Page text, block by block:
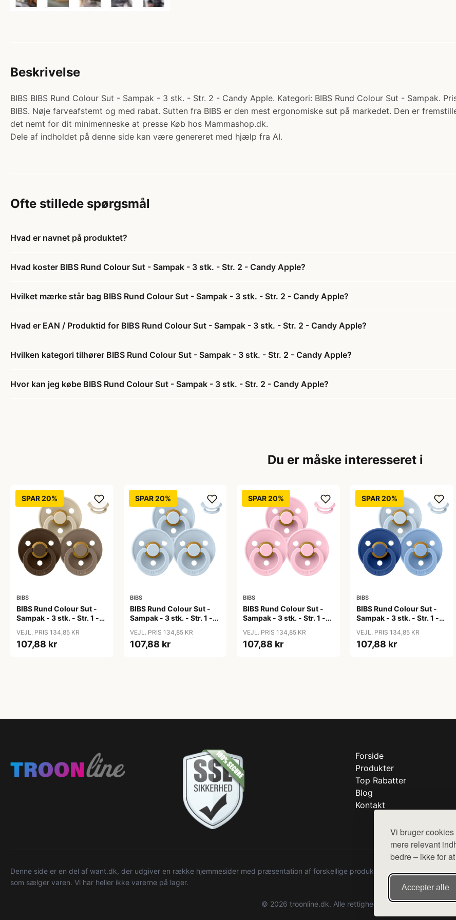
Vi bruger
mere relevant
bedre – ikke for
Accepter alle
Beskrivelse
BIBS BIBS Rund Colour Sut - Sampak - 3 stk. - Str. 2 - Candy Apple. Kategori: BIBS Rund Colour Sut - Sampak.
BIBS. Nøje farveafstemt og med rabat. Sutten fra BIBS er den mest ergonomiske sut på markedet. Den er
det nemt for dit minimenneske at presse Køb hos Mammashop.dk.
Dele af indholdet på denne side kan være genereret med hjælp fra AI.
Ofte stillede spørgsmål
Hvad er navnet på produktet?
Hvad koster BIBS Rund Colour Sut - Sampak - 3 stk. - Str. 2 - Candy Apple?
Hvilket mærke står bag BIBS Rund Colour Sut - Sampak - 3 stk. - Str. 2 - Candy Apple?
Hvad er EAN / Produktid for BIBS Rund Colour Sut - Sampak - 3 stk. - Str. 2 - Candy Apple?
Hvilken kategori tilhører BIBS Rund Colour Sut - Sampak - 3 stk. - Str. 2 - Candy Apple?
Hvor kan jeg købe BIBS Rund Colour Sut - Sampak - 3 stk. - Str. 2 - Candy Apple?
Du er måske interesseret i
SPAR 20%
BIBS
BIBS Rund Colour Sut -
Sampak - 3 stk. - Str. 1 -
VEJL. PRIS 134,85 KR
107,88 kr
SPAR 20%
BIBS
BIBS Rund Colour Sut -
Sampak - 3 stk. - Str. 1 -
VEJL. PRIS 134,85 KR
107,88 kr
SPAR 20%
BIBS
BIBS Rund Colour Sut -
Sampak - 3 stk. - Str. 1 -
VEJL. PRIS 134,85 KR
107,88 kr
SPAR 20%
BIBS
BIBS Rund Colour Sut -
Sampak - 3 stk. - Str. 1 -
VEJL. PRIS 134,85 KR
107,88 kr
Forside
Produkter
Top Rabatter
Blog
Kontakt
Denne side er en del af want.dk, der udgiver en række hjemmesider med præsentation af forskellige produkter fra diverse
som sælger varen. Vi har heller ikke varerne på lager.
© 2026 troonline.dk. Alle rettigheder forbeholdes.